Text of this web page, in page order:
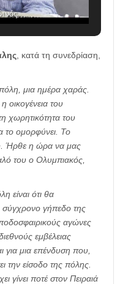
, κατά τη συνεδρίαση,
μια ημέρα χαράς.
οικογένεια του
χωρητικότητα του
το ομορφύνει. Το
Ήρθε η ώρα να μας
του ο Ολυμπιακός,
είναι ότι θα
σύγχρονο γήπεδο της
αγώνες
εμβέλειας
για μια επένδυση που,
την είσοδο της πόλης.
γίνει ποτέ στον Πειραιά